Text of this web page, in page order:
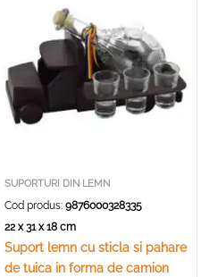
SUPORTURI DIN LEMN
Cod produs:9876000328335
22 x 31 x 18 cm
Suport lemn cu sticla si pahare
de tuica in forma de camion